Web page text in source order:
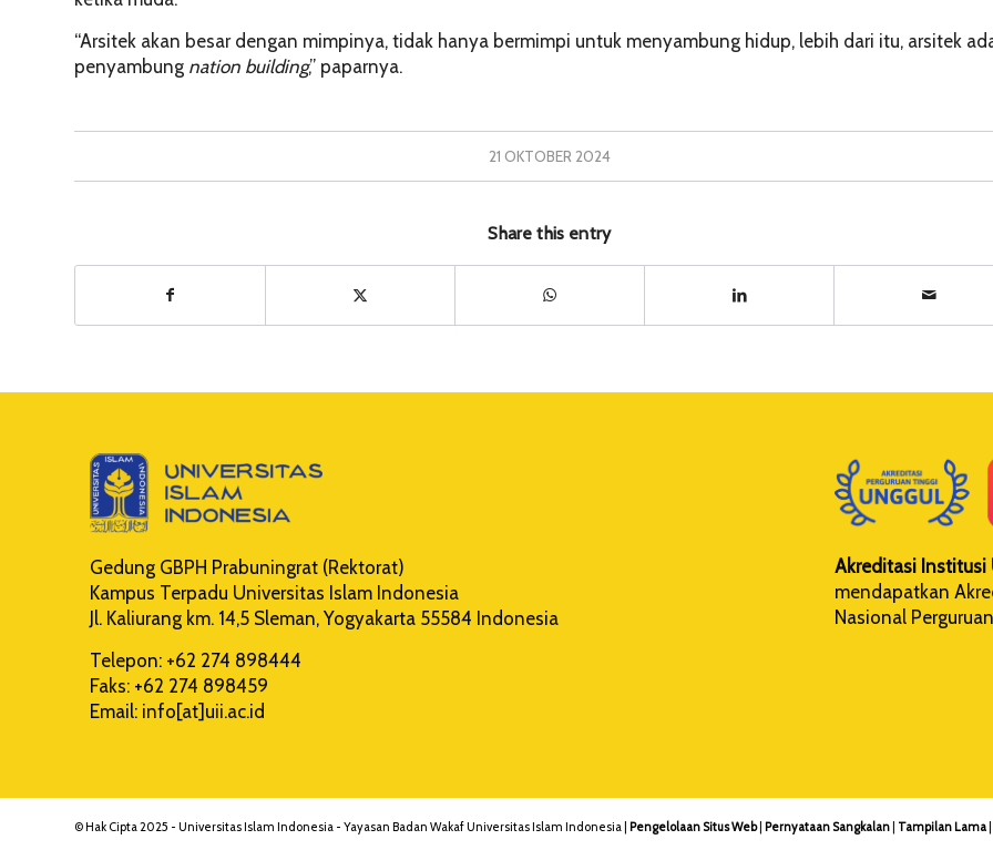
“Arsitek akan besar dengan mimpinya, tidak hanya bermimpi untuk menyambung hidup, lebih dari itu, arsitek
penyambung nation building,” paparnya.
21 OKTOBER 2024
Share this entry
Gedung GBPH Prabuningrat (Rektorat)
Kampus Terpadu Universitas Islam Indonesia
Jl. Kaliurang km. 14,5 Sleman, Yogyakarta 55584 Indonesia
Telepon: +62 274 898444
Faks: +62 274 898459
Email: info[at]uii.ac.id
Akreditasi Institusi
mendapatkan
Nasional
© Hak Cipta 2025 - Universitas Islam Indonesia - Yayasan Badan Wakaf Universitas Islam Indonesia | Pengelolaan Situs Web| Pernyataan Sangkalan Tampilan Lama